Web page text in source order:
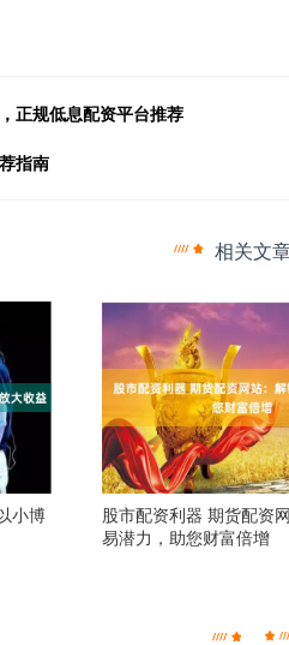
正规低息配资平台推荐
指南
相关文
小博
股市配资利器 期货配资
易潜力，助您财富倍增